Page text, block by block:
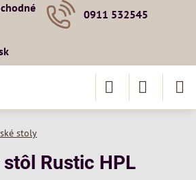
0911 532545
stoly
Rustic HPL